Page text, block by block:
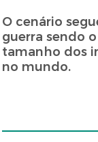
O cenário
guerra sendo
tamanho dos
no mundo.